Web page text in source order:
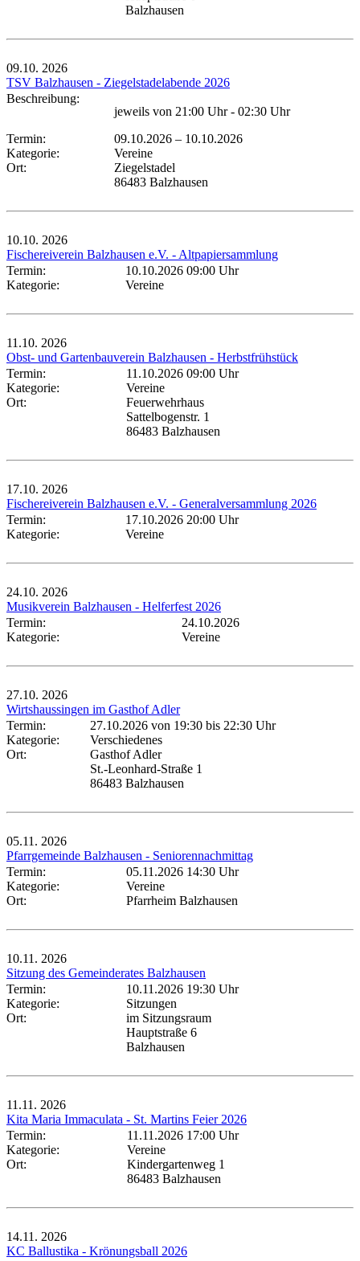
Balzhausen
09.10. 2026
TSV Balzhausen - Ziegelstadelabende 2026
Beschreibung:
jeweils von 21:00 Uhr - 02:30 Uhr
Termin:
09.10.2026 – 10.10.2026
Kategorie:
Vereine
Ort:
Ziegelstadel
86483 Balzhausen
10.10. 2026
Fischereiverein Balzhausen e.V. - Altpapiersammlung
Termin:
10.10.2026 09:00 Uhr
Kategorie:
Vereine
11.10. 2026
Obst- und Gartenbauverein Balzhausen - Herbstfrühstück
Termin:
11.10.2026 09:00 Uhr
Kategorie:
Vereine
Ort:
Feuerwehrhaus
Sattelbogenstr. 1
86483 Balzhausen
17.10. 2026
Fischereiverein Balzhausen e.V. - Generalversammlung 2026
Termin:
17.10.2026 20:00 Uhr
Kategorie:
Vereine
24.10. 2026
Musikverein Balzhausen - Helferfest 2026
Termin:
24.10.2026
Kategorie:
Vereine
27.10. 2026
Wirtshaussingen im Gasthof Adler
Termin:
27.10.2026 von 19:30 bis 22:30 Uhr
Kategorie:
Verschiedenes
Ort:
Gasthof Adler
St.-Leonhard-Straße 1
86483 Balzhausen
05.11. 2026
Pfarrgemeinde Balzhausen - Seniorennachmittag
Termin:
05.11.2026 14:30 Uhr
Kategorie:
Vereine
Ort:
Pfarrheim Balzhausen
10.11. 2026
Sitzung des Gemeinderates Balzhausen
Termin:
10.11.2026 19:30 Uhr
Kategorie:
Sitzungen
Ort:
im Sitzungsraum
Hauptstraße 6
Balzhausen
11.11. 2026
Kita Maria Immaculata - St. Martins Feier 2026
Termin:
11.11.2026 17:00 Uhr
Kategorie:
Vereine
Ort:
Kindergartenweg 1
86483 Balzhausen
14.11. 2026
KC Ballustika - Krönungsball 2026